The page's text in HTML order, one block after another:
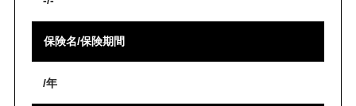
保険名/保険期間
/年